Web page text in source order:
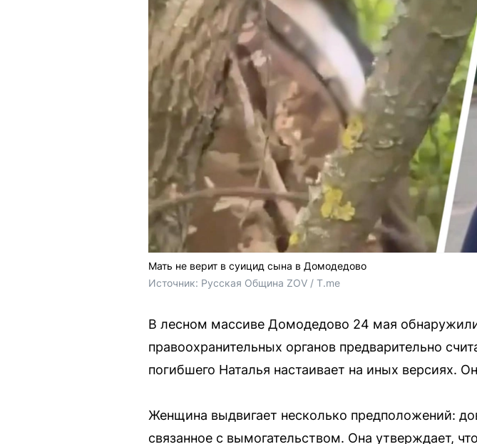
Мать не верит в суицид сына в Домодедово
Источник: Русская Община ZOV / T.me
В лесном массиве Домодедово 24 мая
правоохранительных органов предварительно
погибшего Наталья настаивает на иных версиях.
Женщина выдвигает несколько предположений:
связанное с вымогательством. Она утверждает,